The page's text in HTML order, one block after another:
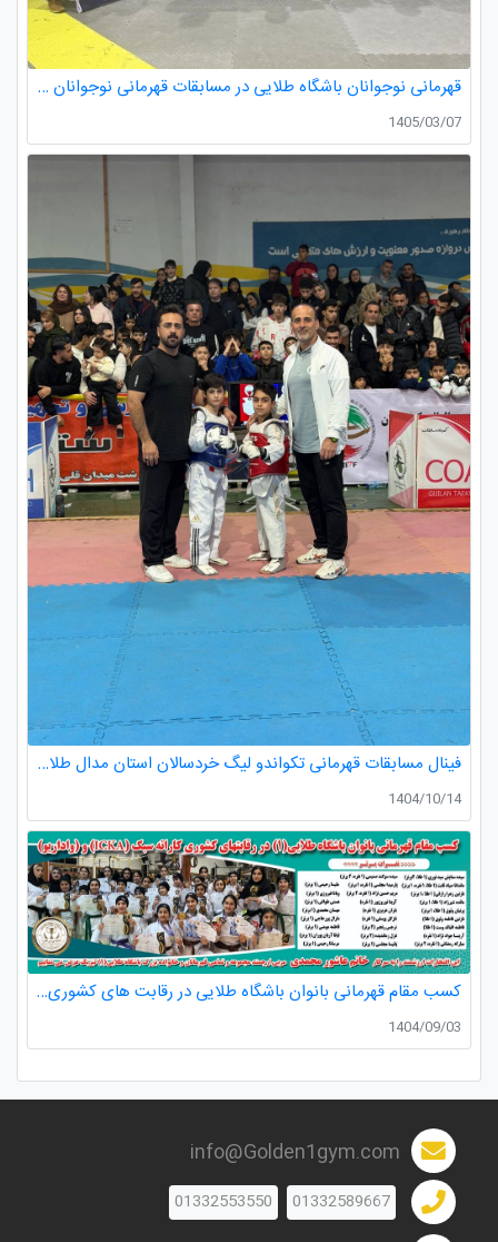
قهرمانی نوجوانان باشگاه طلایی در مسابقات قهرمانی نوجوانان تکواندو استان گیلان
1405/03/07
فینال مسابقات قهرمانی تکواندو لیگ خردسالان استان مدال طلا صدرا ظفری از باشگاه طلایی به مربیگری استاد عسکری مربی ارزنده باشگاه
1404/10/14
کسب مقام قهرمانی بانوان باشگاه طلایی در رقابت های کشوری کاراته
1404/09/03
info@Golden1gym.com
01332589667
01332553550